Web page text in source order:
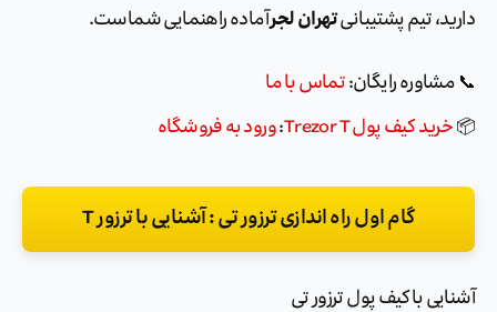
دارید، تیم پشتیبانیتهران لجرآماده راهنمایی شماست.
📞 مشاوره رایگان: تماس با ما
📦 خرید کیف پول Trezor T :ورود به فروشگاه
گام اول راه اندازی ترزور تی : آشنایی با ترزور T
آشنایی با کیف پول ترزور تی